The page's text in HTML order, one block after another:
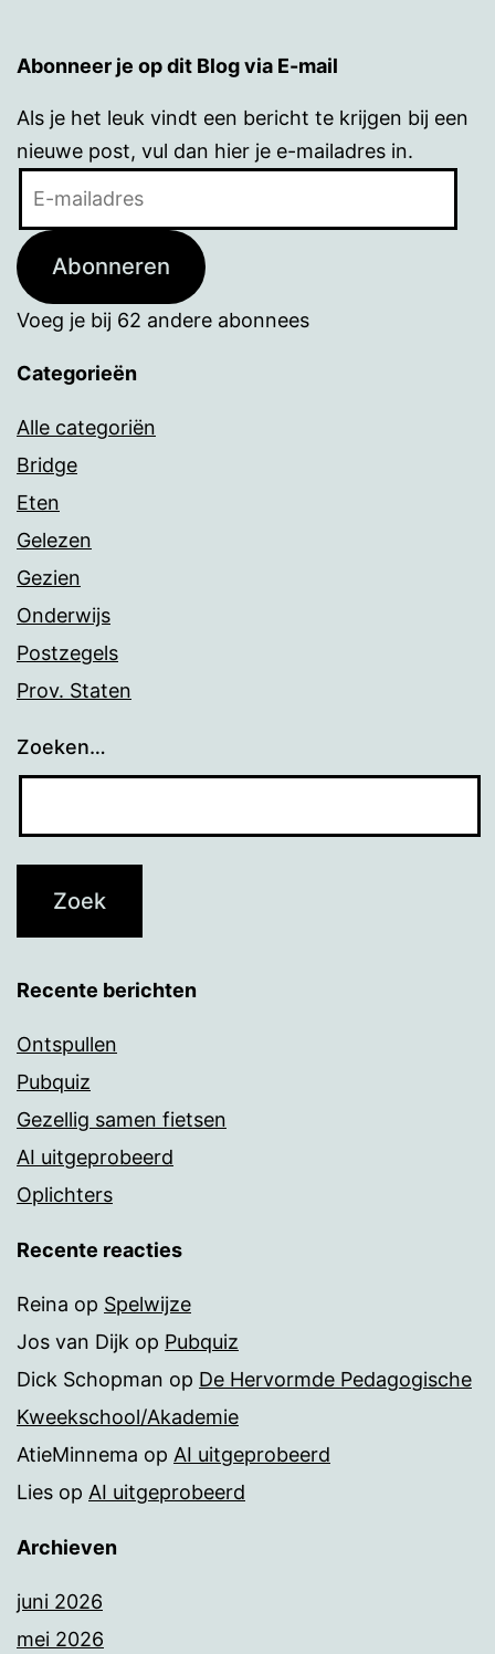
Abonneer je op dit Blog via E-mail
Als je het leuk vindt een bericht te krijgen bij een
nieuwe post, vul dan hier je e-mailadres in.
Abonneren
Voeg je bij 62 andere abonnees
Categorieën
Alle categoriën
Bridge
Eten
Gelezen
Gezien
Onderwijs
Postzegels
Prov. Staten
Zoeken…
Recente berichten
Ontspullen
Pubquiz
Gezellig samen fietsen
AI uitgeprobeerd
Oplichters
Recente reacties
Reina op Spelwijze
Jos van Dijk op Pubquiz
Dick Schopman op De Hervormde Pedagogische
Kweekschool/Akademie
AtieMinnema op AI uitgeprobeerd
Lies op AI uitgeprobeerd
Archieven
juni 2026
mei 2026